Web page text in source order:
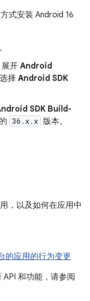
式安装 Android 16
。
开 Android
择 Android SDK
SDK Build-
36.x.x 版本。
，以及如何在应用中
的应用的行为变更
和功能，请参阅